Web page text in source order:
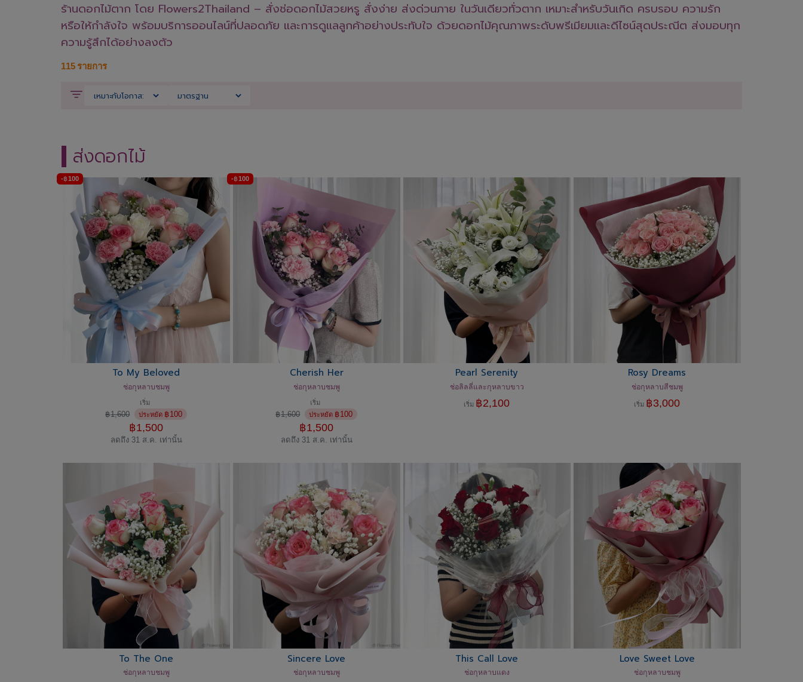
ร้านดอกไม้ตาก โดย Flowers2Thailand – สั่งช่อดอกไม้สวยหรู สั่งง่าย ส่งด่วนภาย ในวันเดียวทั่วตาก เหมาะสำหรับวันเกิด ครบรอบ ความรัก
หรือให้กำลังใจ พร้อมบริการออนไลน์ที่ปลอดภัย และการดูแลลูกค้าอย่างประทับใจ ด้วยดอกไม้คุณภาพระดับพรีเมียมและดีไซน์สุดประณีต ส่งมอบทุก
ความรู้สึกได้อย่างลงตัว
115 รายการ
ส่งดอกไม้
-฿100
To My Beloved
ช่อกุหลาบชมพู
เริ่ม
฿1,600 ประหยัด ฿100
฿1,500
ลดถึง 31 ส.ค. เท่านั้น
-฿100
Cherish Her
ช่อกุหลาบชมพู
เริ่ม
฿1,600 ประหยัด ฿100
฿1,500
ลดถึง 31 ส.ค. เท่านั้น
Pearl Serenity
ช่อลิลลี่และกุหลาบขาว
เริ่ม ฿2,100
Rosy Dreams
ช่อกุหลาบสีชมพู
เริ่ม ฿3,000
To The One
ช่อกุหลาบชมพู
Sincere Love
ช่อกุหลาบชมพู
This Call Love
ช่อกุหลาบแดง
Love Sweet Love
ช่อกุหลาบชมพู